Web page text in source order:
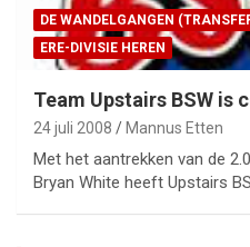
DE WANDELGANGEN
ERE-DIVISIE HEREN
Team Upstairs BSW is
24 juli 2008 Mannus Etten
Met het aantrekken van de
Bryan White heeft Upstairs